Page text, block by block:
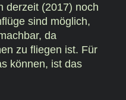
derzeit (2017) noch
sind möglich,
da
zu fliegen ist. Für
können, ist das